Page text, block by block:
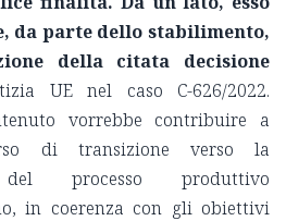
da parte dello stabilimento,
della citata decisione
UE nel caso C-626/2022.
vorrebbe contribuire a
di transizione verso la
del processo produttivo
in coerenza con gli obiettivi